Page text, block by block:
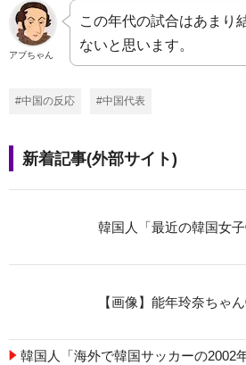
アブちゃん
この年代の試合はあまり
ないと思います。
#中国の反応 #中国代表
新着記事(外部サイト)
韓国人「最近の韓国女
【画像】能年玲奈ち
韓国人「海外で韓国サッカーの2002